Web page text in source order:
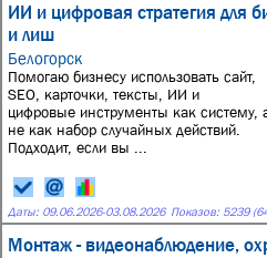
ИИ и цифровая стратегия для
и лиш
Белогорск
Помогаю бизнесу использовать сайт,
SEO, карточки, тексты, ИИ и
цифровые инструменты как систему,
не как набор случайных действий.
Подходит, если вы ...
Даты: 09.06.2026-03.08.2026 Показов: 5239
Монтаж - видеонаблюдение,